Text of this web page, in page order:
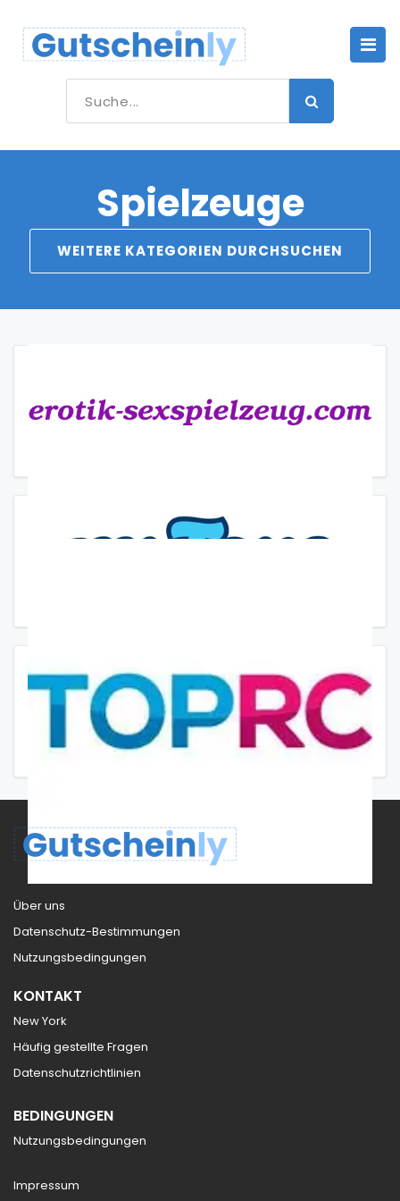
Spielzeuge
WEITERE KATEGORIEN DURCHSUCHEN
Über uns
Datenschutz-Bestimmungen
Nutzungsbedingungen
KONTAKT
New York
Häufig gestellte Fragen
Datenschutzrichtlinien
BEDINGUNGEN
Nutzungsbedingungen
Impressum